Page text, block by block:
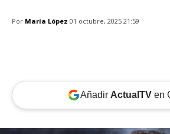
Por María López 01 octubre, 2025 21:59
Añadir ActualTVen